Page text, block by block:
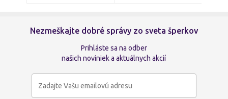
Nezmeškajte dobré správy zo sveta šperkov
Prihláste sa na odber
našich noviniek a aktuálnych akcií